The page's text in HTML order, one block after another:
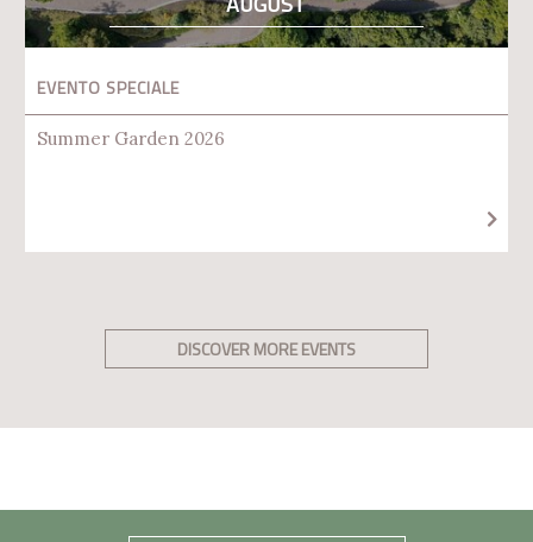
EVENTO SPECIALE
Summer Garden 2026
DISCOVER MORE EVENTS